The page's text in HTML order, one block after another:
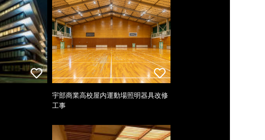
宇部商業高校屋内運動場照明器具改修
工事